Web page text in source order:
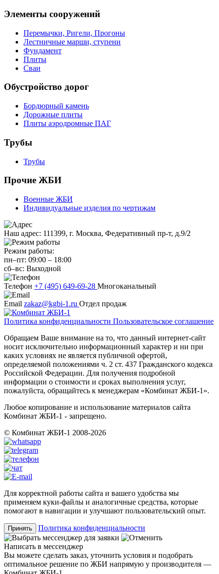
Элементы сооружений
Перемычки, Ригели, Прогоны
Лестничные марши, ступени
Фундамент
Плиты
Сваи
Обустройство дорог
Бордюрный камень
Дорожные плиты
Плиты аэродромные ПАГ
Трубы
Трубы
Прочие ЖБИ
Военные ЖБИ
Индивидуальные изделия по чертижам
Наш адрес: 111399, г. Москва, Федеративный пр-т, д.9/2
Режим работы:
пн–пт: 09:00 – 18:00
сб–вс: Выходной
Телефон +7 (495) 649-69-28 Многоканальный
Email zakaz@kgbi-1.ru Отдел продаж
Политика конфиденциальности Пользовательское соглашение
Обращаем Ваше внимание на то, что данный интернет-сайт
носит исключительно информационный характер и ни при
каких условиях не является публичной офертой,
определяемой положениями ч. 2 ст. 437 Гражданского кодекса
Российской Федерации. Для получения подробной
информации о стоимости и сроках выполнения услуг,
пожалуйста, обращайтесь к менеджерам «Комбинат ЖБИ-1».
Любое копирование и использование материалов сайта
Комбинат ЖБИ-1 - запрещено.
© Комбинат ЖБИ-1 2008-2026
Для корректной работы сайта и вашего удобства мы
применяем куки-файлы и аналогичные средства, которые
помогают в навигации и улучшают пользовательский опыт.
Принять Политика конфиденциальности
Написать в мессенджер
Вы можете сделать заказ, уточнить условия и подобрать
оптимальное решение по ЖБИ напрямую у производителя —